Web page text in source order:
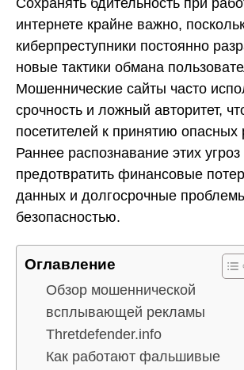
интернете крайне важно,
киберпреступники постоянно
новые тактики обмана
Мошеннические сайты часто
срочность и ложный авторитет,
посетителей к принятию
Раннее распознавание этих
предотвратить финансовые
данных и долгосрочные
безопасностью.
Оглавление
Обзор мошеннической
всплывающей рекламы
Thretdefender.info
Как работают фальшивые